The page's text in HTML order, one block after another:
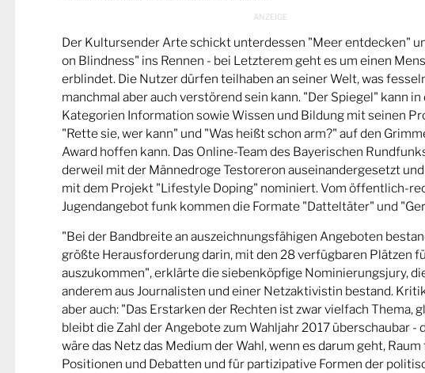
Der Kultursender Arte schickt unterdessen "Meer entdecken"
on Blindness" ins Rennen - bei Letzterem geht es um einen
erblindet. Die Nutzer dürfen teilhaben an seiner Welt, was
manchmal aber auch verstörend sein kann. "Der Spiegel" kann in
Kategorien Information sowie Wissen und Bildung mit seinen
"Rette sie, wer kann" und "Was heißt schon arm?" auf den
Award hoffen kann. Das Online-Team des Bayerischen
derweil mit der Männedroge Testoreron auseinandergesetzt
mit dem Projekt "Lifestyle Doping" nominiert. Vom öffentlich-
Jugendangebot funk kommen die Formate "Datteltäter" und
"Bei der Bandbreite an auszeichnungsfähigen Angeboten
größte Herausforderung darin, mit den 28 verfügbaren Plätzen
auszukommen", erklärte die siebenköpfige Nominierungsjury,
anderem aus Journalisten und einer Netzaktivistin bestand.
aber auch: "Das Erstarken der Rechten ist zwar vielfach Thema,
bleibt die Zahl der Angebote zum Wahljahr 2017 überschaubar -
wäre das Netz das Medium der Wahl, wenn es darum geht, Raum
Positionen und Debatten und für partizipative Formen der